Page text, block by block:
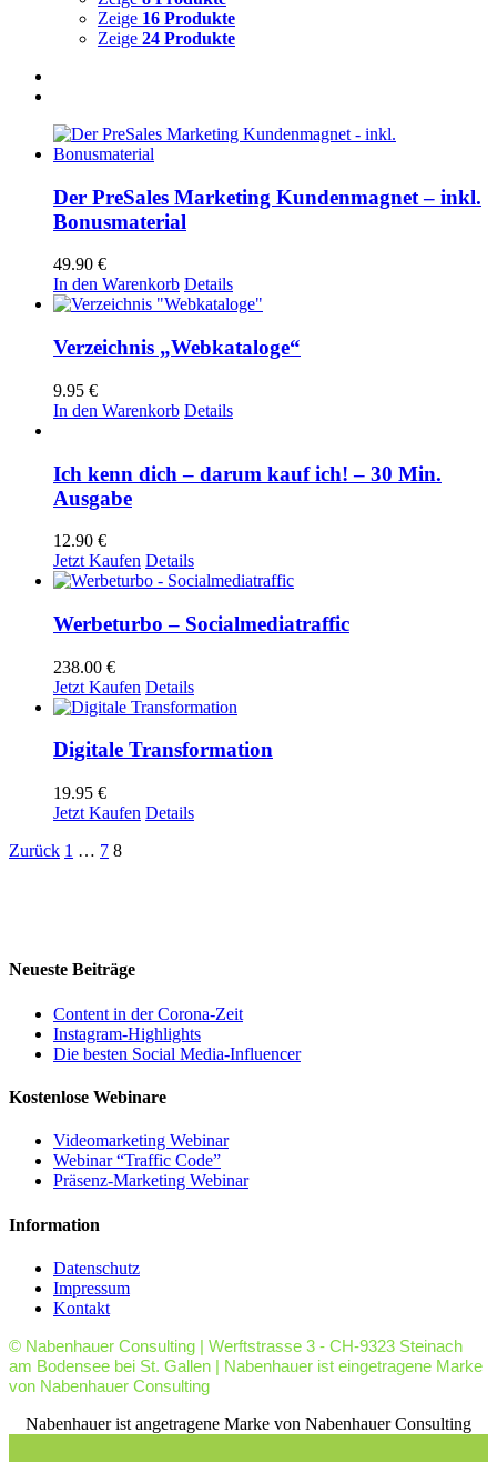
Zeige 16 Produkte
Zeige 24 Produkte
Der PreSales Marketing Kundenmagnet – inkl.
Bonusmaterial
49.90 €
In den Warenkorb Details
Verzeichnis „Webkataloge“
9.95 €
In den Warenkorb Details
Ich kenn dich – darum kauf ich! – 30 Min.
Ausgabe
12.90 €
Jetzt Kaufen Details
Werbeturbo – Socialmediatraffic
238.00 €
Jetzt Kaufen Details
Digitale Transformation
19.95 €
Jetzt Kaufen Details
Zurück 1 … 7 8
Neueste Beiträge
Content in der Corona-Zeit
Instagram-Highlights
Die besten Social Media-Influencer
Kostenlose Webinare
Videomarketing Webinar
Webinar “Traffic Code”
Präsenz-Marketing Webinar
Information
Datenschutz
Impressum
Kontakt
© Nabenhauer Consulting | Werftstrasse 3 - CH-9323 Steinach
am Bodensee bei St. Gallen | Nabenhauer ist eingetragene Marke
von Nabenhauer Consulting
facebook
youtube
rssNabenhauer ist angetragene Marke von Nabenhauer Consulting